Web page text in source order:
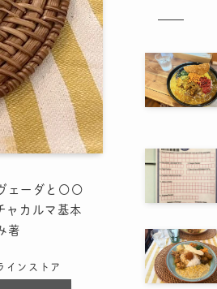
ェーダと〇〇
カルマ基本
著
インストア